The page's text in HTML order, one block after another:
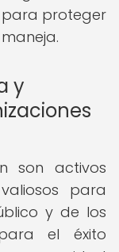
proteger
y
son activos
para
y de los
el éxito